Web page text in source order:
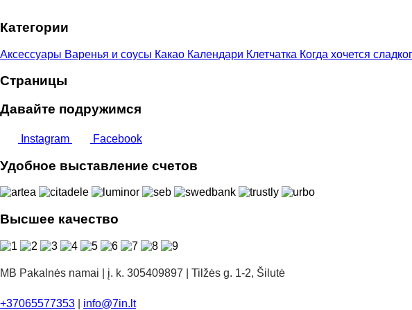
15,00 €
Категории
Аксессуары Варенья и соусы Какао Календари Клетчатка Когда хочется
Страницы
Давайте подружимся
Instagram Facebook
Удобное выставление счетов
Высшее качество
MB Pakalnės namai | į. k. 305409897 | Tilžės g. 1-2, Šilutė
+37065577353 info@7in.lt